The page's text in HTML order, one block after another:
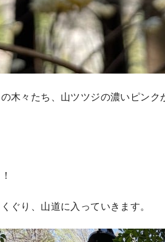
木々たち、山ツツジの濃いピンク
ぐり、山道に入っていきます。